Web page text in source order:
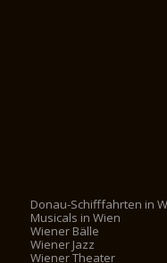
Donau-Schifffahrten in
Musicals in Wien
Wiener Bälle
Wiener Jazz
Wiener Theater